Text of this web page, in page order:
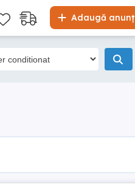
Adaugă anunț